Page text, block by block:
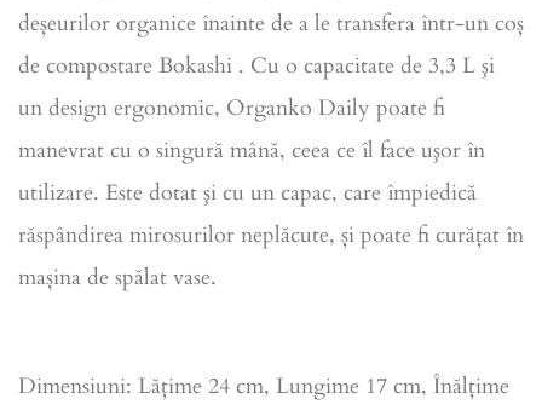
deșeurilor organice înainte de a le transfera într-un coș
de compostare Bokashi . Cu o capacitate de 3,3 L şi
un design ergonomic, Organko Daily poate fi
manevrat cu o singură mână, ceea ce îl face uşor în
utilizare. Este dotat şi cu un capac, care împiedică
răspândirea mirosurilor neplăcute, și poate fi curățat în
mașina de spălat vase.
Dimensiuni: Lățime 24 cm, Lungime 17 cm, Înălțime